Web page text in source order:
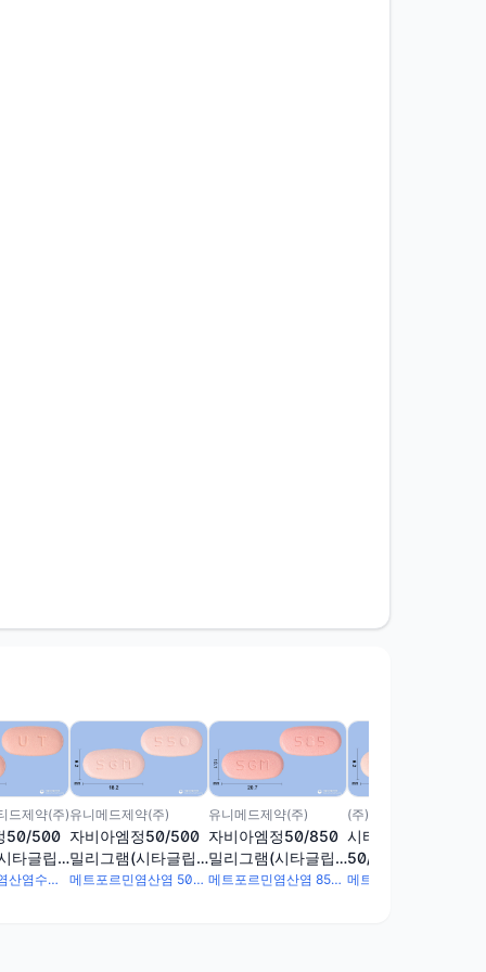
드제약(주)
50/500
타글립
민)
시타글립틴염산염수화물 56.7mg · 메트포르민염산염 500mg
유니메드제약(주)
자비아엠정50/500
밀리그램(시타글립
틴염산염수화물, 메메트포르민염산염 500mg · 시타글립틴염산염수화물 56.7mg
유니메드제약(주)
자비아엠정50/850
밀리그램(시타글립
틴염산염수화물, 메메트포르민염산염 850mg · 시타글립틴염산염수화물 56.7mg
(주)일화
시타글루틴엠정
50/500밀리그램(시
타글립틴염산염수화